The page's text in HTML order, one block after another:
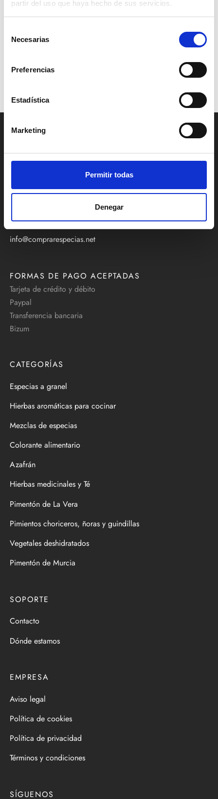
partir del uso que haya hecho de sus servicios.
Necesarias
Preferencias
Estadística
Marketing
Permitir todas
Denegar
18,00 €
Preparado para paellas «La
4,50€
precios:
1,50 €
30,00 €
La Parada de las Especias
414/416, 46001 Valencia
Teléfono:+34 629 637 795
info@comprarespecias.net
FORMAS DE PAGO ACEPTADAS
Tarjeta de crédito y débito
Paypal
Transferencia bancaria
Bizum
CATEGORÍAS
Especias a granel
Hierbas aromáticas para cocinar
Mezclas de especias
Colorante alimentario
Azafrán
Hierbas medicinales y Té
Pimentón de La Vera
Pimientos choriceros, ñoras y guindillas
Vegetales deshidratados
Pimentón de Murcia
SOPORTE
Contacto
Dónde estamos
EMPRESA
Aviso legal
Política de cookies
Política de privacidad
Términos y condiciones
SÍGUENOS